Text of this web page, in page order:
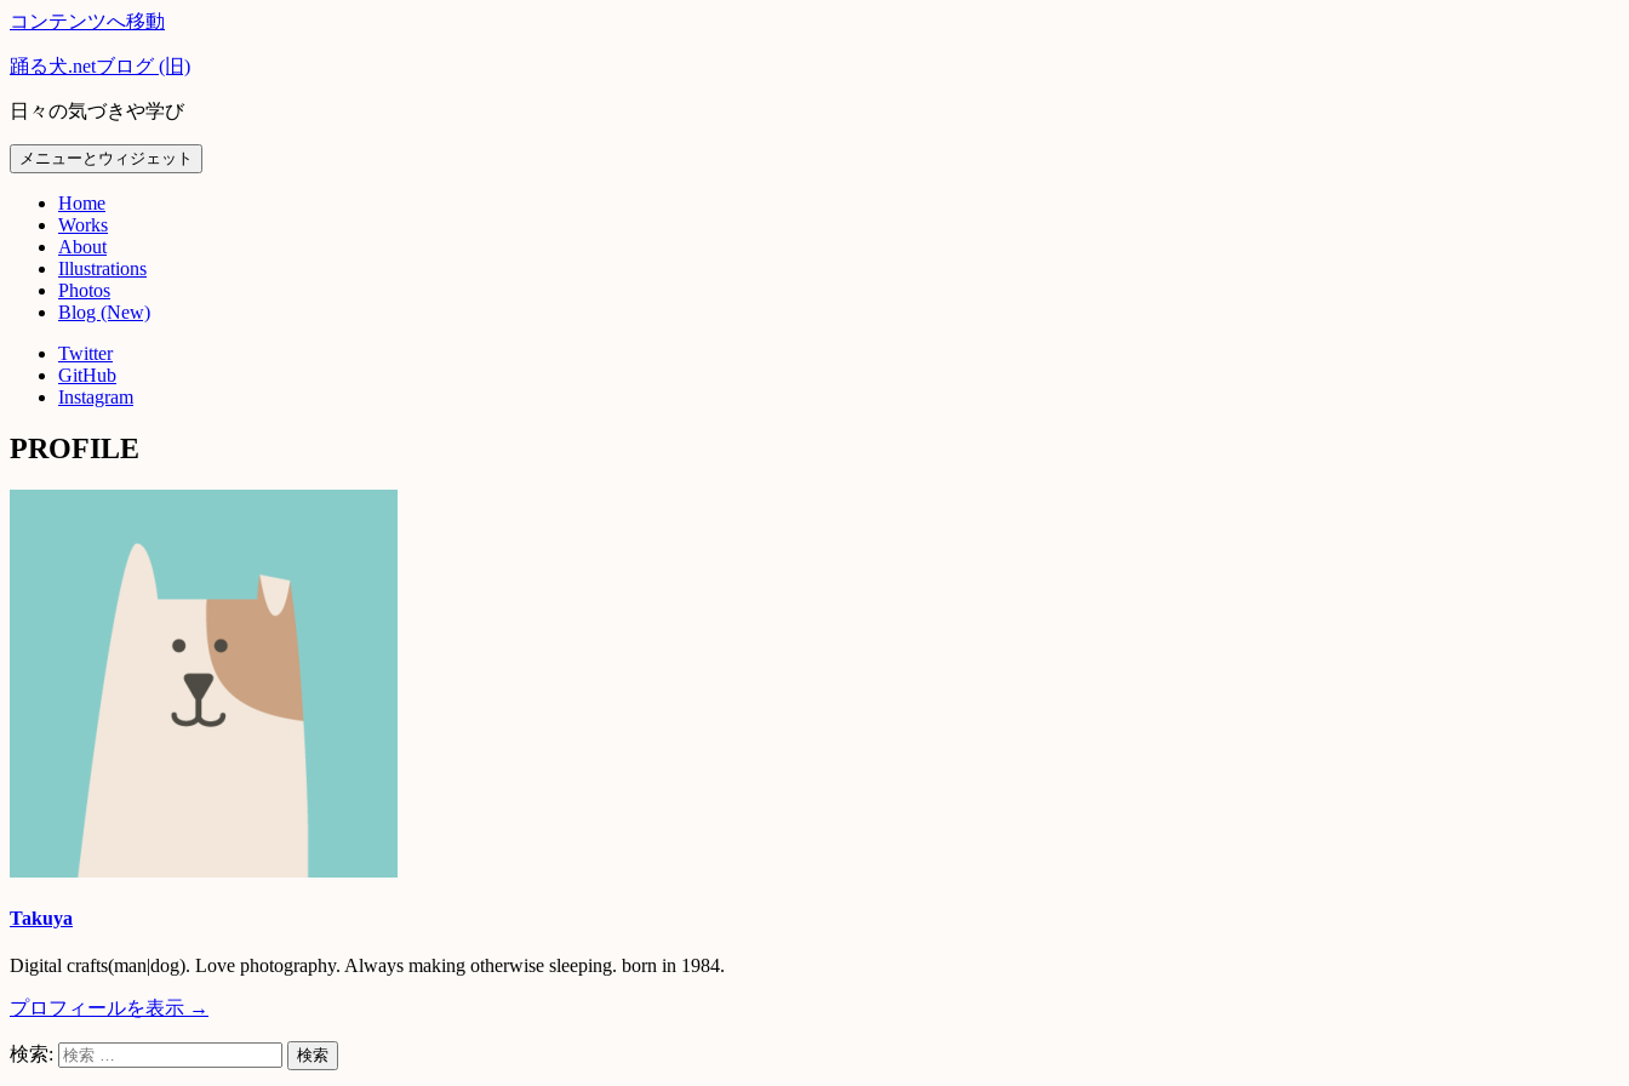
コンテンツへ移動
踊る犬.netブログ (旧)
日々の気づきや学び
メニューとウィジェット
Home
Works
About
Illustrations
Photos
Blog (New)
Twitter
GitHub
Instagram
PROFILE
Takuya
Digital crafts(man|dog). Love photography. Always making otherwise sleeping. born in 1984.
プロフィールを表示 →
検索: